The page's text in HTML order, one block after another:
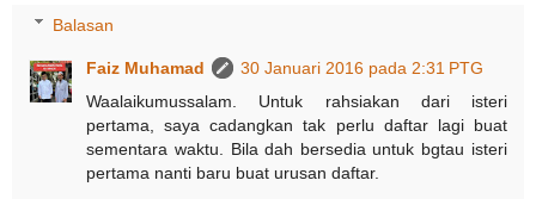
Balasan
Faiz Muhamad
30 Januari 2016 pada 2:31 PTG
Waalaikumussalam. Untuk rahsiakan dari isteri
pertama, saya cadangkan tak perlu daftar lagi buat
sementara waktu. Bila dah bersedia untuk bgtau isteri
pertama nanti baru buat urusan daftar.